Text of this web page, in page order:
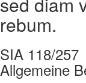
rebum.
SIA 118/257
Allgemeine